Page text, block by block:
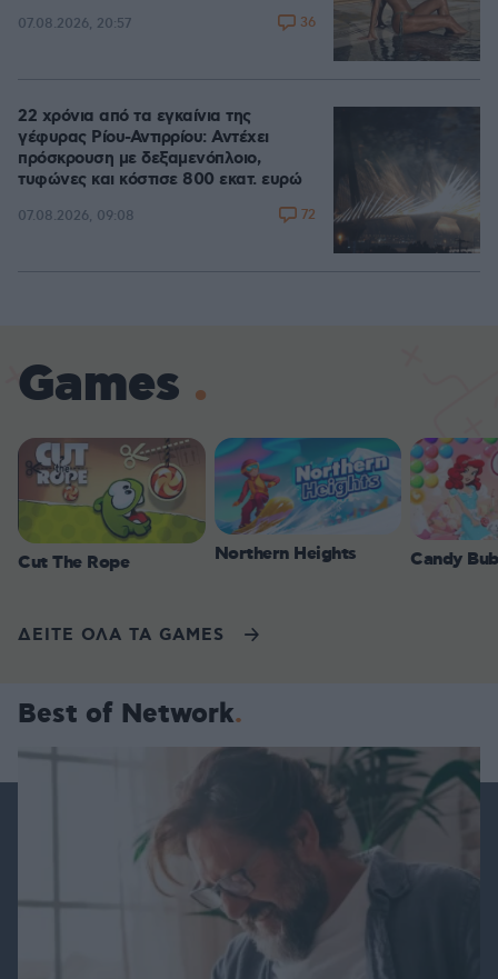
07.08.2026, 20:57 36
22 χρόνια από τα εγκαίνια της
γέφυρας Ρίου-Αντιρρίου: Αντέχει
πρόσκρουση με δεξαμενόπλοιο,
τυφώνες και κόστισε 800 εκατ. ευρώ
07.08.2026, 09:08 72
Games
Cut The Rope Northern Heights Candy
ΔΕΙΤΕ ΟΛΑ ΤΑ GAMES
Best of Network